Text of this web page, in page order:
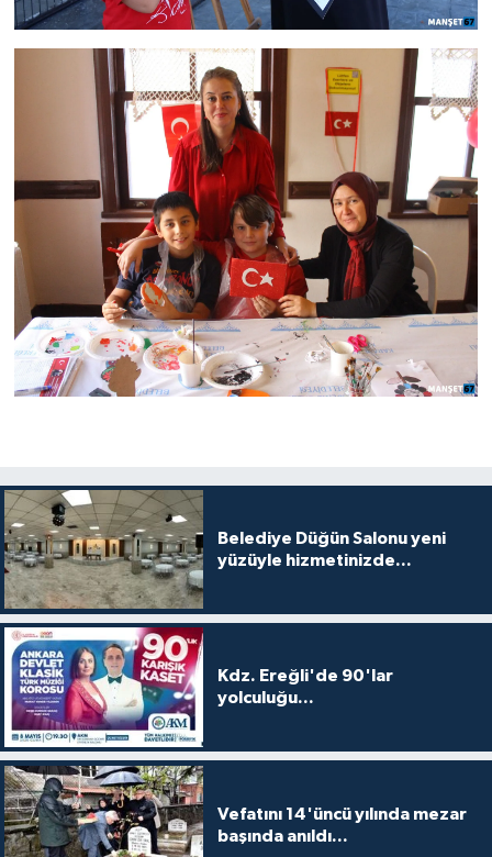
Belediye Düğün Salonu yeni
yüzüyle hizmetinizde...
Kdz. Ereğli'de 90'lar
yolculuğu...
Vefatını 14'üncü yılında mezar
başında anıldı...